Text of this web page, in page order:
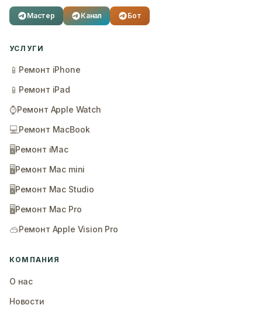
Мастер Канал Бот
УСЛУГИ
📱 Ремонт iPhone
📱 Ремонт iPad
⌚Ремонт Apple Watch
💻Ремонт MacBook
🖥️Ремонт iMac
🖥️Ремонт Mac mini
🖥️Ремонт Mac Studio
🖥️Ремонт Mac Pro
🥽Ремонт Apple Vision Pro
КОМПАНИЯ
О нас
Новости